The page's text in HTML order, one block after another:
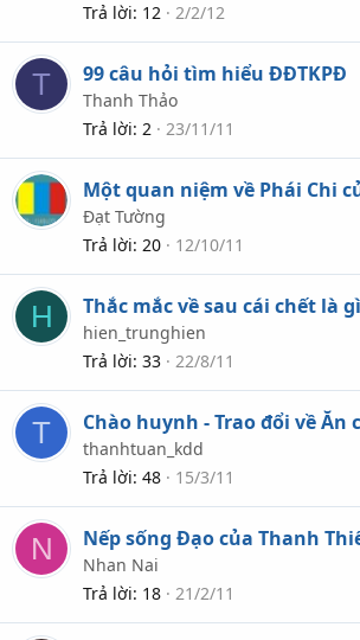
Trả lời 12 2/2/12
T 99 câu hỏi tìm hiểu ĐĐTKPĐ
Thanh Thảo
Trả lời 2 23/11/11
Một quan niệm về Phái Chi
Đạt Tường
Trả lời 20 12/10/11
H Thắc mắc về sau cái chết là
hien_trunghien
Trả lời 33 22/8/11
T Chào huynh - Trao đổi về Ăn
thanhtuan_kdd
Trả lời 48 15/3/11
N Nếp sống Đạo của Thanh
Nhan Nai
Trả lời 18 21/2/11